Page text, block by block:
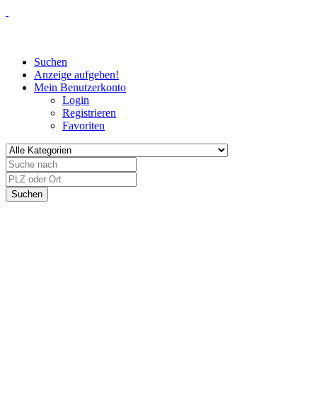
Suchen
Anzeige aufgeben!
Mein Benutzerkonto
Login
Registrieren
Favoriten